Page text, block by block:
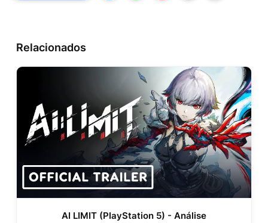
Relacionados
AI LIMIT (PlayStation 5) - Análise